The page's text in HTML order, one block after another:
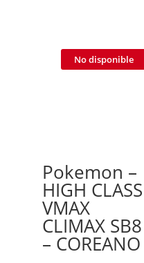
Pokemon –
HIGH CLASS
VMAX
CLIMAX SB8
– COREANO
No disponible